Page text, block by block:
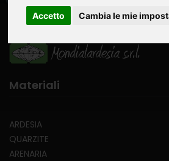
Accetto Cambia le mie
Materiali
ARDESIA
QUARZITE
ARENARIA